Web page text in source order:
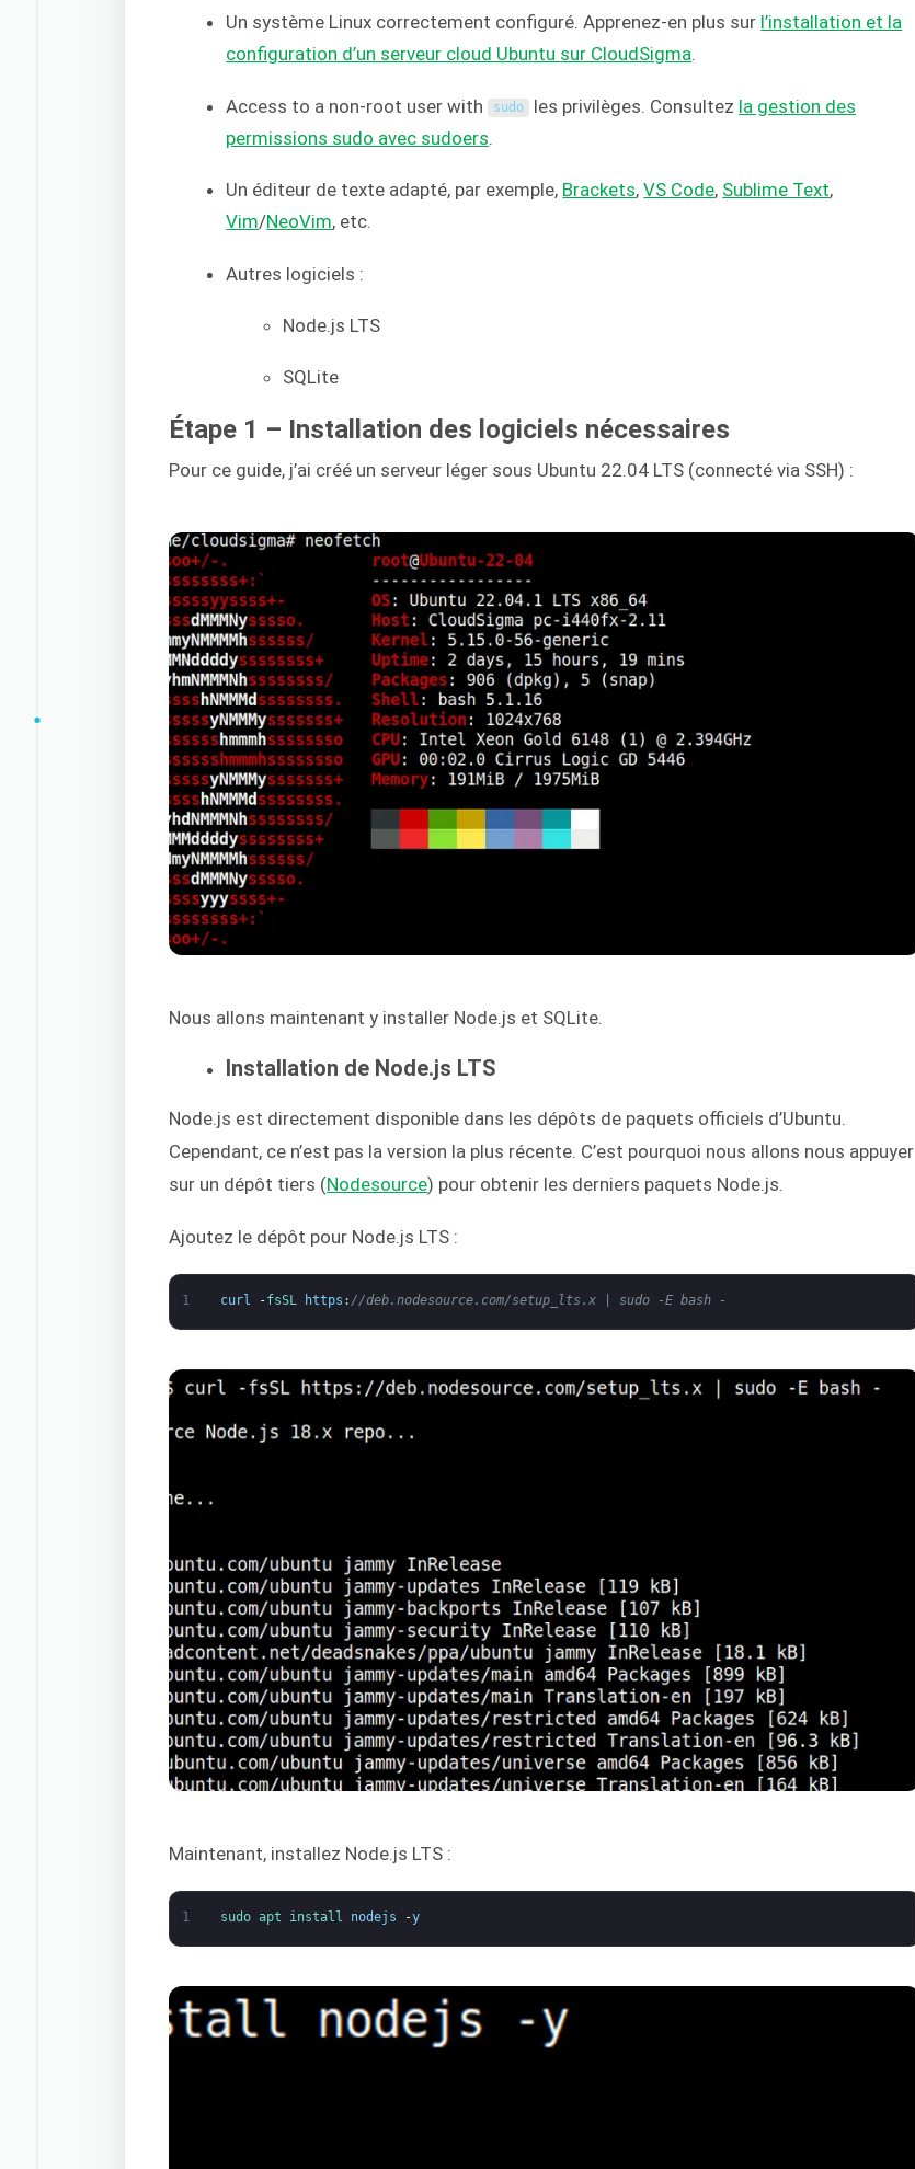
Un système Linux correctement configuré. Apprenez-en plus sur l’installation et la
configuration d’un serveur cloud Ubuntu sur CloudSigma.
Access to a non-root user with sudo les privilèges. Consultez la gestion des
permissions sudo avec sudoers
Un éditeur de texte adapté, par exemple, Brackets,VS Code, Sublime Text,
Vim/NeoVim, etc.
Autres logiciels :
Node.js LTS
SQLite
Étape 1 – Installation des logiciels nécessaires
Pour ce guide, j’ai créé un serveur léger sous Ubuntu 22.04 LTS (connecté via SSH) :
Nous allons maintenant y installer Node.js et SQLite.
Installation de Node.js LTS
Node.js est directement disponible dans les dépôts de paquets officiels d’Ubuntu.
Cependant, ce n’est pas la version la plus récente. C’est pourquoi nous allons nous appuyer
sur un dépôt tiers (Nodesource) pour obtenir les derniers paquets Node.js.
Ajoutez le dépôt pour Node.js LTS :
1 curl -fsSL https : //deb.nodesource.com/setup_lts.x | sudo -E bash -
Maintenant, installez Node.js LTS :
1 sudo apt install nodejs -y